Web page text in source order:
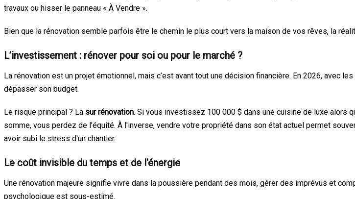
travaux ou hisser le panneau « À Vendre ».
Bien que la rénovation semble parfois être le chemin le plus court vers la maison de vos rêves, la
L’investissement : rénover pour soi ou pour le marché ?
La rénovation est un projet émotionnel, mais c’est avant tout une décision financière. En 2026, avec
dépasser son budget.
Le risque principal ? La sur rénovation. Si vous investissez 100 000 $ dans une cuisine de luxe alors
somme, vous perdez de l'équité. À l'inverse, vendre votre propriété dans son état actuel permet
avoir subi le stress d'un chantier.
Le coût invisible du temps et de l'énergie
Une rénovation majeure signifie vivre dans la poussière pendant des mois, gérer des imprévus et
psychologique est sous-estimé.